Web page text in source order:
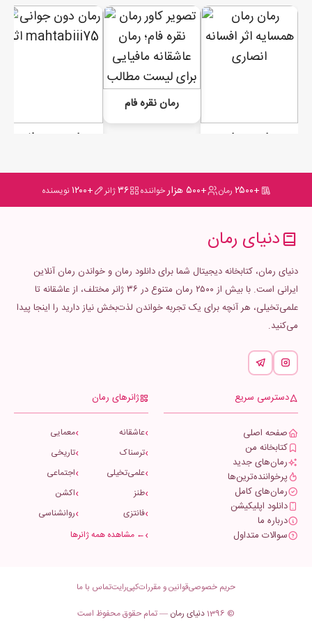
رمان همسایه
رمان نقره فام
رمان دون جوانی
+۲۵۰۰ رمان +۵۰۰ هزار خواننده ۳۶ژانر +۱۲۰۰ نویسنده
دنیای رمان
دنیای رمان، کتابخانه دیجیتال شما برای دانلود رمان و خواندن رمان آنلاین
ایرانی است. با بیش از ۲۵۰۰ رمان متنوع در ۳۶ ژانر مختلف، از عاشقانه تا
علمی‌تخیلی، هر آنچه برای یک تجربه خواندن لذت‌بخش نیاز دارید را اینجا پیدا
می‌کنید.
دسترسی سریع
صفحه اصلی
کتابخانه من
رمان‌های جدید
پرخواننده‌ترین‌ها
رمان‌های کامل
دانلود اپلیکیشن
درباره ما
سوالات متداول
ژانرهای رمان
عاشقانه
معمایی
ترسناک
تاریخی
علمی‌تخیلی
اجتماعی
طنز
اکشن
فانتزی
روانشناسی
← مشاهده همه ژانرها
© 1396 دنیای رمان — تمام حقوق محفوظ است
حریم خصوصیقوانین و مقرراتکپی‌رایتتماس با ما